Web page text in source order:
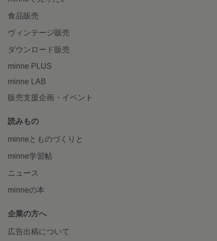
食品販売
ヴィンテージ販売
ダウンロード販売
minne PLUS
minne LAB
販売支援企画・イベント
読みもの
minneとものづくりと
minne学習帖
ニュース
minneの本
企業の方へ
広告出稿について